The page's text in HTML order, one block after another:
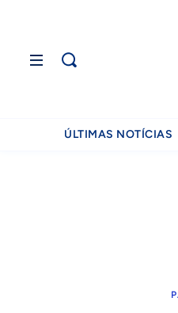
ÚLTIMAS NOTÍCIAS